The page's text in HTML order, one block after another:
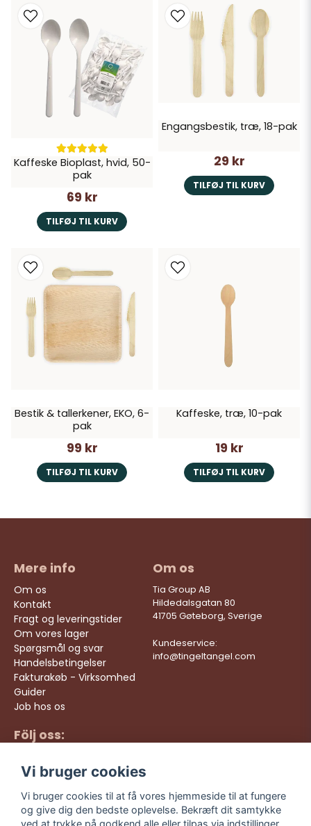
Kaffeske Bioplast, hvid, 50-
pak
69 kr
TILFØJ TIL KURV
Engangsbestik, træ, 18-pak
29 kr
TILFØJ TIL KURV
Bestik & tallerkener, EKO, 6-
pak
99 kr
TILFØJ TIL KURV
Kaffeske, træ, 10-pak
19 kr
TILFØJ TIL KURV
Mere info
Om os
Kontakt
Fragt og leveringstider
Om vores lager
Spørgsmål og svar
Handelsbetingelser
Fakturakøb - Virksomhed
Guider
Job hos os
Om os
Tia Group AB
Hildedalsgatan 80
41705 Gøteborg, Sverige
Kundeservice:
info@tingeltangel.com
Följ oss:
Facebook
TikTok
YouTube
kr
Vi bruger cookies
Vi bruger cookies til at få vores hjemmeside til at fungere
og give dig den bedste oplevelse. Bekræft dit samtykke
ved at trykke på godkend alle eller tilpas via indstillinger